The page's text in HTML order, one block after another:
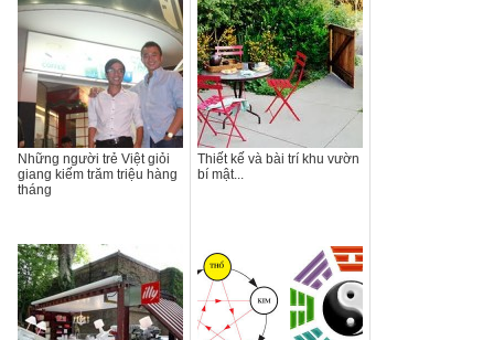
Những người trẻ Việt giỏi
giang kiếm trăm triệu hàng
tháng
Thiết kế và bài trí khu vườn
bí mật...